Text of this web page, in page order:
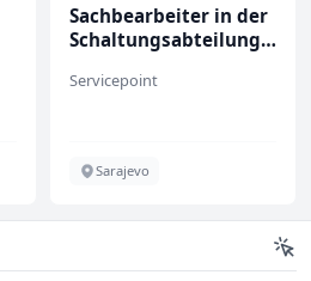
Sachbearbeiter in der
Schaltungsabteilung
Servicepoint
Sarajevo